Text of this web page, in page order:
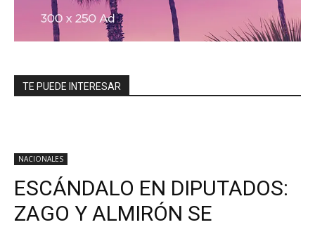
TE PUEDE INTERESAR